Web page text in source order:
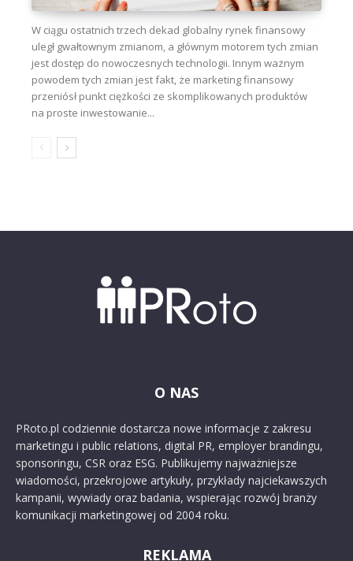
W ciągu ostatnich trzech dekad globalny rynek finansowy
uległ gwałtownym zmianom, a głównym motorem tych zmian
jest dostęp do nowoczesnych technologii. Innym ważnym
powodem tych zmian jest fakt, że marketing finansowy
przeniósł punkt ciężkości ze skomplikowanych produktów
na proste inwestowanie...
O NAS
PRoto.pl codziennie dostarcza nowe informacje z zakresu
marketingu i public relations, digital PR, employer brandingu,
sponsoringu, CSR oraz ESG. Publikujemy najważniejsze
wiadomości, przekrojowe artykuły, przykłady najciekawszych
kampanii, wywiady oraz badania, wspierając rozwój branży
komunikacji marketingowej od 2004 roku.
REKLAMA